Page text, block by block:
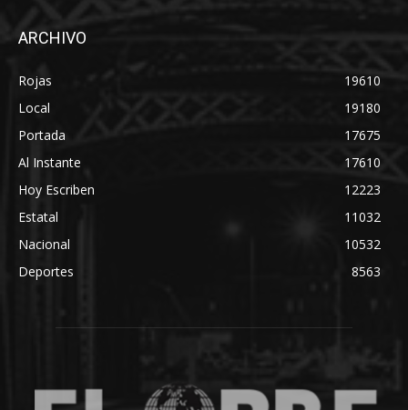
ARCHIVO
Rojas
19610
Local
19180
Portada
17675
Al Instante
17610
Hoy Escriben
12223
Estatal
11032
Nacional
10532
Deportes
8563